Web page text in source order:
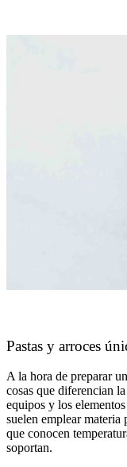
Pastas y arroces
A la hora de preparar un
cosas que diferencian
equipos y los
suelen emplear
que conocen
soportan.